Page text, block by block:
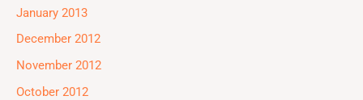
January 2013
December 2012
November 2012
October 2012